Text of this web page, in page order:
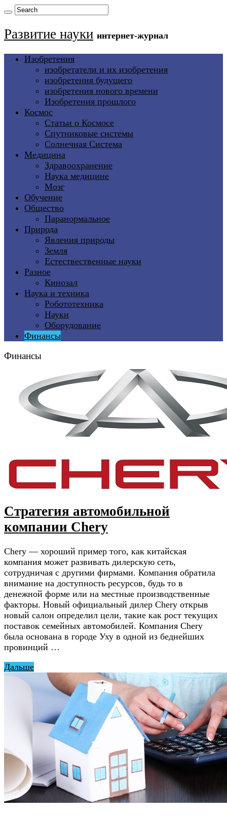
Развитие науки интернет-журнал
Изобретения
изобретатели и их изобретения
изобретения будущего
изобретения нового времени
Изобретения прошлого
Космос
Статьи о Космосе
Спутниковые системы
Солнечная Система
Медицина
Здравоохранение
Наука медицине
Мозг
Обучение
Общество
Паранормальное
Природа
Явления природы
Земля
Естествественные науки
Разное
Кинозал
Наука и техника
Робототехника
Науки
Оборудование
Финансы
Финансы
Стратегия автомобильной
компании Chery
Chery — хороший пример того, как китайская
компания может развивать дилерскую сеть,
сотрудничая с другими фирмами. Компания обратила
внимание на доступность ресурсов, будь то в
денежной форме или на местные производственные
факторы. Новый официальный дилер Chery открыв
новый салон определил цели, такие как рост текущих
поставок семейных автомобилей. Компания Chery
была основана в городе Уху в одной из беднейших
провинций …
Дальше